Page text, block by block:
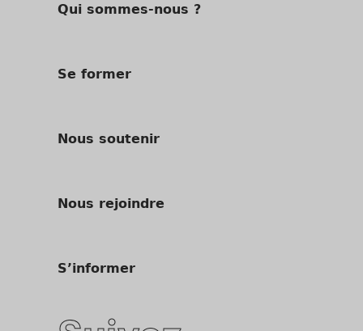
Qui sommes-nous ?
Se former
Nous soutenir
Nous rejoindre
S’informer